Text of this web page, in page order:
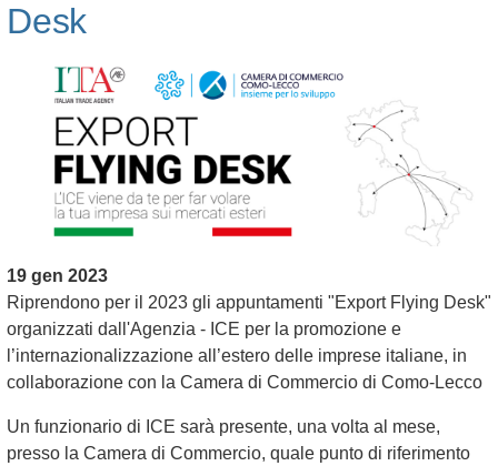
Desk
19 gen 2023
Riprendono per il 2023 gli appuntamenti "Export Flying Desk"
organizzati dall'Agenzia - ICE per la promozione e
l’internazionalizzazione all’estero delle imprese italiane, in
collaborazione con la Camera di Commercio di Como-Lecco
Un funzionario di ICE sarà presente, una volta al mese,
presso la Camera di Commercio, quale punto di riferimento